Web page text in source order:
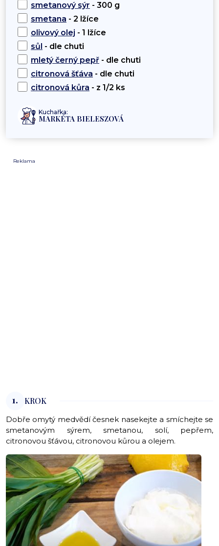
smetanový sýr - 300 g
smetana - 2 lžíce
olivový olej - 1 lžíce
sůl - dle chuti
mletý černý pepř - dle chuti
citronová šťáva - dle chuti
citronová kůra - z 1/2 ks
Kuchařka:
MARKÉTA BIELESZOVÁ
Reklama
1. KROK
Dobře omytý medvědí česnek nasekejte a smíchejte se
smetanovým sýrem, smetanou, solí, pepřem,
citronovou šťávou, citronovou kůrou a olejem.